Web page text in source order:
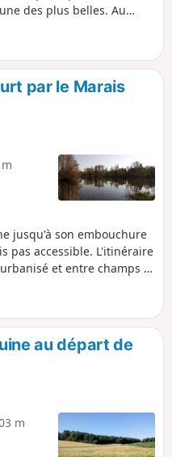
des plus belles. Au
l'Église Saint-Sulpice,
ainsi que le Château
sont à visiter dans cette
en campagne, avec
les vallées. Le
villages, plus ou
par le Marais
jusqu'à son embouchure
pas accessible. L'itinéraire
et entre champs et
le point d'orgue de
au départ de
m